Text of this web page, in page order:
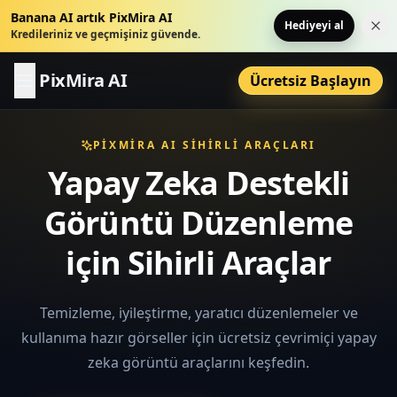
Banana AI artık PixMira AI
Kredileriniz ve geçmişiniz güvende.
Hediyeyi al Bu
PixMira AI Ücretsiz Başlayın
PIXMIRA AI SIHIRLI ARAÇLARI
Yapay Zeka Destekli
Görüntü Düzenleme
için Sihirli Araçlar
Temizleme, iyileştirme, yaratıcı düzenlemeler ve
kullanıma hazır görseller için ücretsiz çevrimiçi yapay
zeka görüntü araçlarını keşfedin.